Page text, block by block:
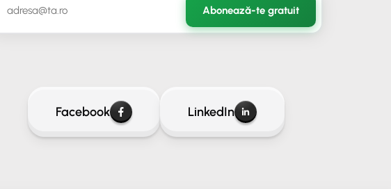
Abonează-te gratuit
Facebook LinkedIn